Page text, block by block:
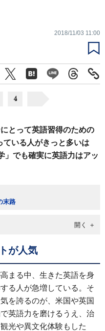
2018/11/03 11:00
4
とって英語習得のための
いる人がきっと多いは
」でも確実に英語力はアッ
末路
が人気
まる中、生きた英語を身
る人が急増している。そ
を誇るのが、米国や英国
英語力を磨けるうえ、治
光や異文化体験もした